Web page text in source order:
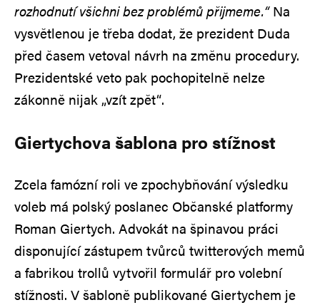
rozhodnutí všichni bez problémů přijmeme.“Na
vysvětlenou je třeba dodat, že prezident Duda
před časem vetoval návrh na změnu procedury.
Prezidentské veto pak pochopitelně nelze
zákonně nijak „vzít zpět“.
Giertychova šablona pro stížnost
Zcela famózní roli ve zpochybňování výsledku
voleb má polský poslanec Občanské platformy
Roman Giertych. Advokát na špinavou práci
disponující zástupem tvůrců twitterových memů
a fabrikou trollů vytvořil formulář pro volební
stížnosti. V šabloně publikované Giertychem je